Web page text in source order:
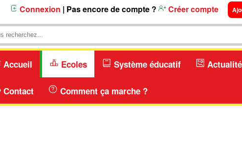
Connexion | Pas encore de compte ? Créer compte
Accueil Ecoles Système éducatif
Contact Comment ça marche ?